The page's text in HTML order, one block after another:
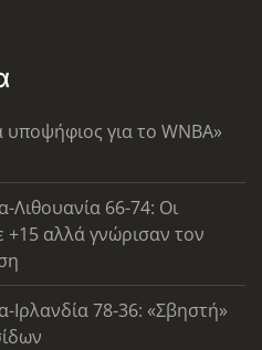
για το WNBA»
66-74: Οι
αλλά γνώρισαν τον
78-36: «Σβηστή»